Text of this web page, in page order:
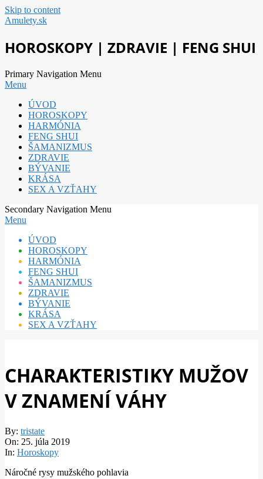
Skip to content
Amulety.sk
HOROSKOPY | ZDRAVIE | FENG SHUI
Primary Navigation Menu
Menu
ÚVOD
HOROSKOPY
HARMÓNIA
FENG SHUI
ŠAMANIZMUS
ZDRAVIE
BÝVANIE
KRÁSA
SEX A VZŤAHY
Secondary Navigation Menu
Menu
ÚVOD
HOROSKOPY
HARMÓNIA
FENG SHUI
ŠAMANIZMUS
ZDRAVIE
BÝVANIE
KRÁSA
SEX A VZŤAHY
CHARAKTERISTIKY MUŽOV
V ZNAMENÍ VÁHY
By: tristate
On: 25. júla 2019
In: Horoskopy
Náročné rysy mužského pohlavia